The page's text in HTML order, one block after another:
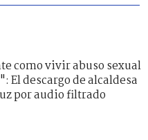
como vivir abuso sexual
descargo de alcaldesa
por audio filtrado